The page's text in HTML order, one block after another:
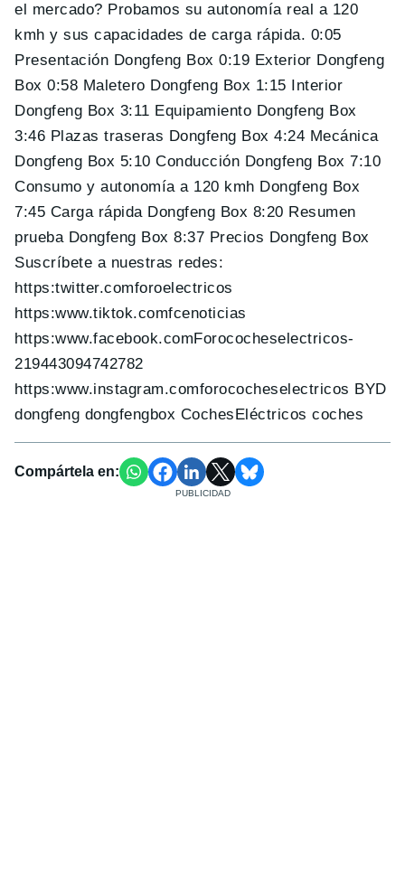
el mercado? Probamos su autonomía real a 120
kmh y sus capacidades de carga rápida. 0:05
Presentación Dongfeng Box 0:19 Exterior Dongfeng
Box 0:58 Maletero Dongfeng Box 1:15 Interior
Dongfeng Box 3:11 Equipamiento Dongfeng Box
3:46 Plazas traseras Dongfeng Box 4:24 Mecánica
Dongfeng Box 5:10 Conducción Dongfeng Box 7:10
Consumo y autonomía a 120 kmh Dongfeng Box
7:45 Carga rápida Dongfeng Box 8:20 Resumen
prueba Dongfeng Box 8:37 Precios Dongfeng Box
Suscríbete a nuestras redes:
https:twitter.comforoelectricos
https:www.tiktok.comfcenoticias
https:www.facebook.comForococheselectricos-
219443094742782
https:www.instagram.comforococheselectricos BYD
dongfeng dongfengbox CochesEléctricos coches
Compártela en: